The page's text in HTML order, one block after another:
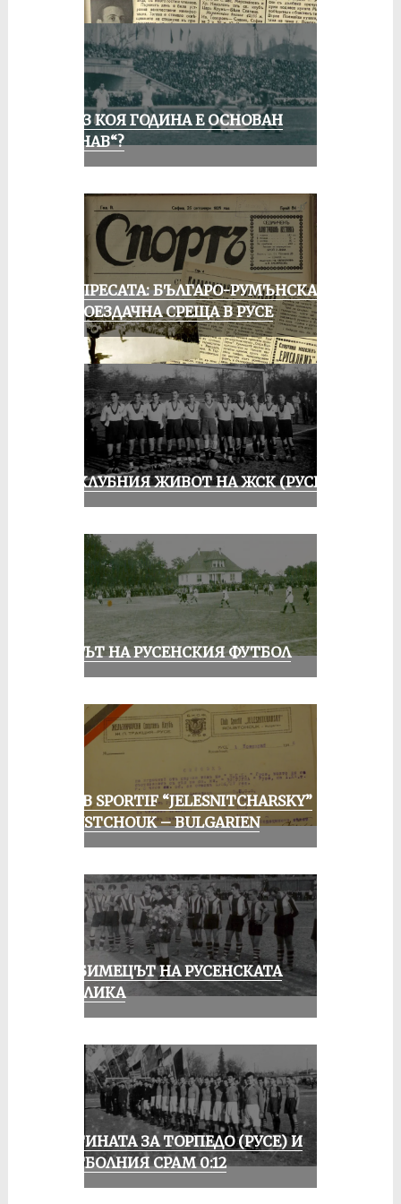
ПРЕЗ КОЯ ГОДИНА Е ОСНОВАН
„ДУНАВ“?
ОТ ПРЕСАТА: БЪЛГАРО-РУМЪНСКА
КОЛОЕЗДАЧНА СРЕЩА В РУСЕ
ИЗ КЛУБНИЯ ЖИВОТ НА ЖСК (РУСЕ)
ВЕКЪТ НА РУСЕНСКИЯ ФУТБОЛ
CLUB SPORTIF “JELESNITCHARSKY”
ROUSTCHOUK – BULGARIEN
ЛЮБИМЕЦЪТ НА РУСЕНСКАТА
ПУБЛИКА
ИСТИНАТА ЗА ТОРПЕДО (РУСЕ) И
ФУТБОЛНИЯ СРАМ 0:12